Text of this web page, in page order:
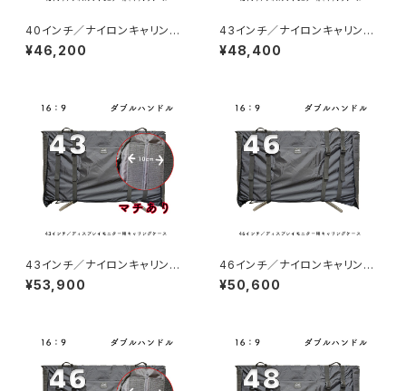
40インチ／ナイロンキャリング
ケース
¥46,200
43インチ／ナイロンキャリング
ケース
¥48,400
43インチ／ナイロンキャリング
ケース（マチあり）
¥53,900
46インチ／ナイロンキャリング
ケース
¥50,600